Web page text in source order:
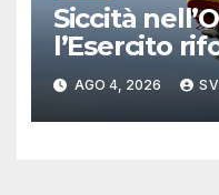
Siccità
l’Esercito
due alpeggi
AGO 4, 2026